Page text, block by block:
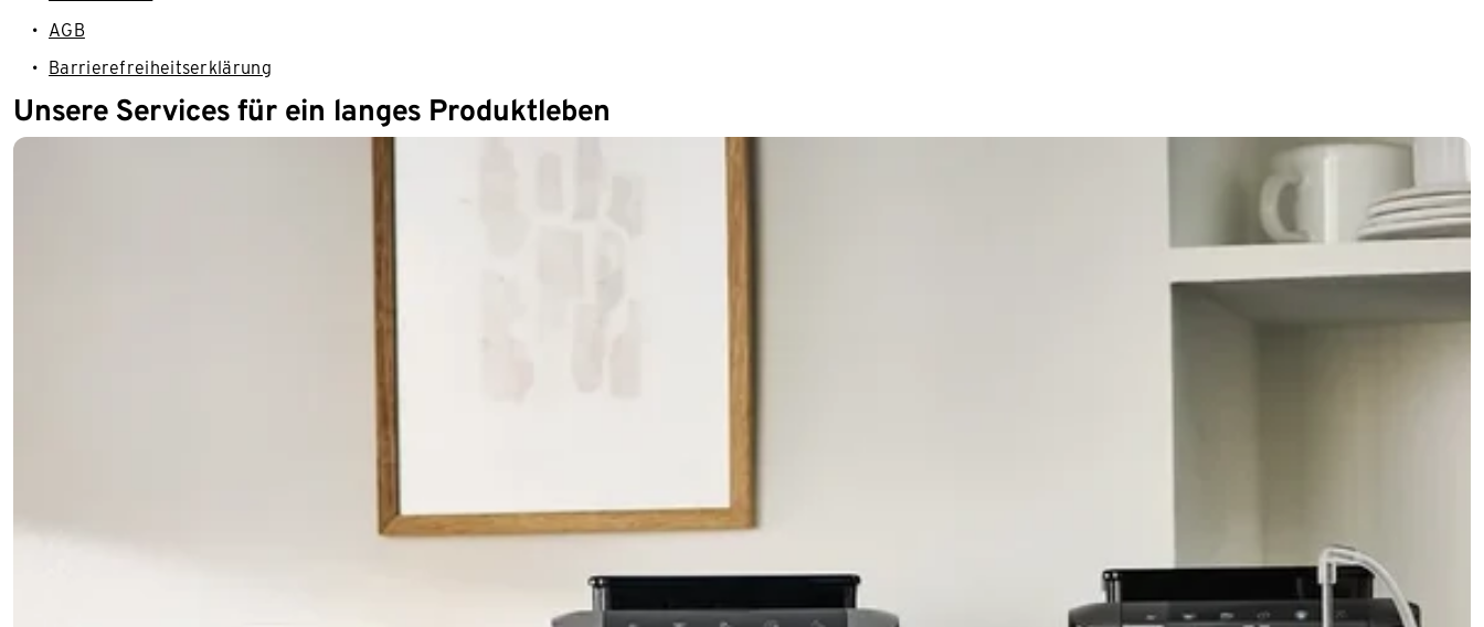
AGB
Barrierefreiheitserklärung
Unsere Services für ein langes Produktleben